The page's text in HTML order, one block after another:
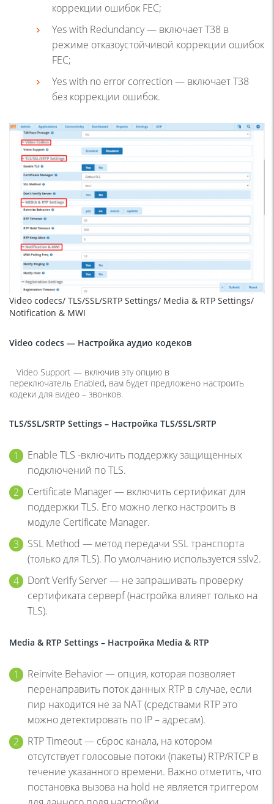
коррекции ошибок FEC;
Yes with Redundancy — включает T38 в
режиме отказоустойчивой коррекции ошибок
FEC;
Yes with no error correction — включает T38
без коррекции ошибок.
Video codecs/ TLS/SSL/SRTP Settings/ Media & RTP Settings/
Notification & MWI
Video codecs — Настройка аудио кодеков
Video Support — включив эту опцию в
переключатель Enabled, вам будет предложено настроить
кодеки для видео – звонков.
TLS/SSL/SRTP Settings – Настройка TLS/SSL/SRTP
Enable TLS -включить поддержку защищенных
подключений по TLS.
Certificate Manager — включить сертификат для
поддержки TLS. Его можно легко настроить в
модуле Certificate Manager.
SSL Method — метод передачи SSL транспорта
(только для TLS). По умолчанию используется sslv2.
Don’t Verify Server — не запрашивать проверку
сертификата серверf (настройка влияет только на
TLS).
Media & RTP Settings – Настройка Media & RTP
Reinvite Behavior — опция, которая позволяет
перенаправить поток данных RTP в случае, если
пир находится не за NAT (средствами RTP это
можно детектировать по IP – адресам).
RTP Timeout — сброс канала, на котором
отсутствует голосовые потоки (пакеты) RTP/RTCP в
течение указанного времени. Важно отметить, что
постановка вызова на hold не является триггером